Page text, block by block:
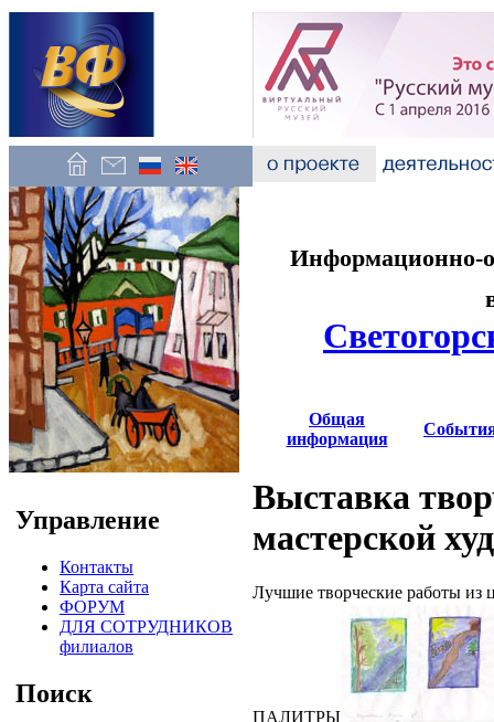
Управление
Контакты
Карта сайта
ФОРУМ
ДЛЯ СОТРУДНИКОВ
филиалов
Поиск
Информационно-
Общая
информация
Выставка
мастерской
Лучшие творческие работы из
ПАЛИТРЫ